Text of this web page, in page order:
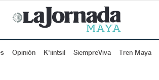
Opinión K'iintsil SiempreViva Tren Maya